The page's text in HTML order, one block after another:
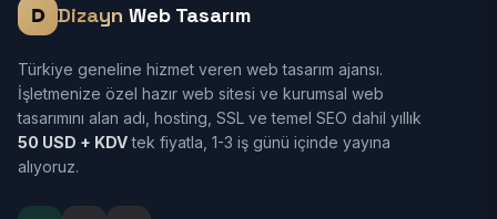
Dizayn Web Tasarım
Türkiye geneline hizmet veren web tasarım ajansı.
İşletmenize özel hazır web sitesi ve kurumsal web
tasarımını alan adı, hosting, SSL ve temel SEO dahil yıllık
50 USD + KDVtek fiyatla, 1-3 iş günü içinde yayına
alıyoruz.